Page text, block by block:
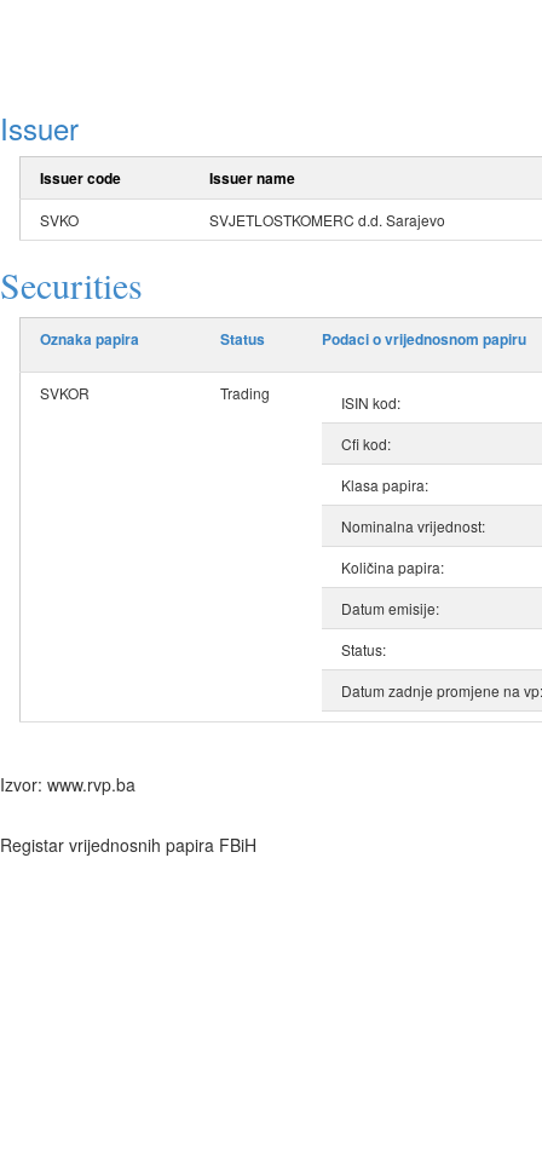
Issuer
Issuer code Issuer name
SVKO SVJETLOSTKOMERC d.d. Sarajevo
Securities
Oznaka papira Status Podaci o vrijednosnom papiru
SVKOR Trading
ISIN kod:
Cfi kod:
Klasa papira:
Nominalna vrijednost:
Količina papira:
Datum emisije:
Status:
Datum zadnje promjene na vp:
Izvor: www.rvp.ba
Registar vrijednosnih papira FBiH